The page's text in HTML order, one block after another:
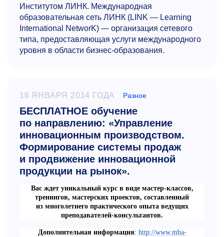
Институтом ЛИНК. Международная
образовательная сеть ЛИНК (LINK — Learning
International NetworK) — организация сетевого
типа, предоставляющая услуги международного
уровня в области бизнес-образования.
16 ЯНВАРЯ 2014 ГОДА Разное
БЕСПЛАТНОЕ обучение
по направлению: «Управление
инновационным производством.
Формирование системы продаж
и продвижение инновационной
продукции на рынок».
Вас ждет уникальный курс в виде мастер-классов,
тренингов, мастерских проектов, составленный
из многолетнего практического опыта ведущих
преподавателей-консультантов.
Дополнительная информация: http://www.mba-